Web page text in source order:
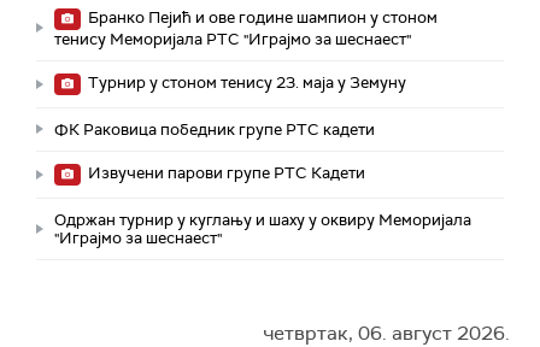
Бранко Пејић и ове године шампион у стоном
тенису Меморијала РТС "Играјмо за шеснаест"
Турнир у стоном тенису 23. маја у Земуну
ФК Раковица победник групе РТС кадети
Извучени парови групе РТС Кадети
Одржан турнир у куглању и шаху у оквиру Меморијала
"Играјмо за шеснаест"
четвртак, 06. август 2026.